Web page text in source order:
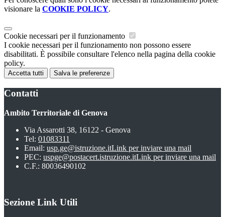
visionare la COOKIE POLICY.
Cookie necessari per il funzionamento
I cookie necessari per il funzionamento non possono essere
disabilitati. È possibile consultare l'elenco nella pagina della cookie
policy.
Accetta tutti Salva le preferenze
Contatti
Ambito Territoriale di Genova
Via Assarotti 38, 16122 - Genova
Tel: 01083311
Email: usp.ge@istruzione.itLink per inviare una mail
PEC: uspge@postacert.istruzione.itLink per inviare una mail
C.F.: 80036490102
Sezione Link Utili